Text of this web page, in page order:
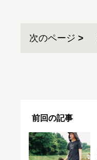
次のページ
前回の記事